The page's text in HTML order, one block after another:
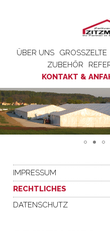
ÜBER UNS GROSSZELTE
ZUBEHÖR
KONTAKT &
IMPRESSUM
RECHTLICHES
DATENSCHUTZ